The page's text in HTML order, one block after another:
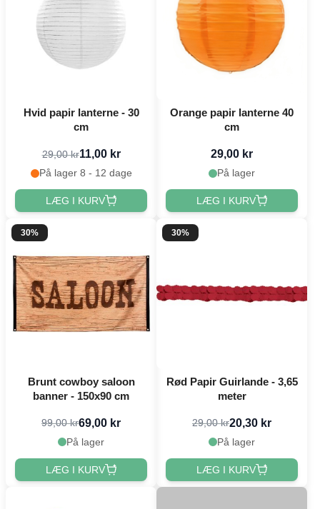
Hvid papir lanterne - 30
cm
29,00 kr11,00 kr
På lager 8 - 12 dage
LÆG I KURV
Orange papir lanterne 40
cm
29,00 kr
På lager
LÆG I KURV
30%
Brunt cowboy saloon
banner - 150x90 cm
99,00 kr69,00 kr
På lager
LÆG I KURV
30%
Rød Papir Guirlande - 3,65
meter
29,00 kr20,30 kr
På lager
LÆG I KURV